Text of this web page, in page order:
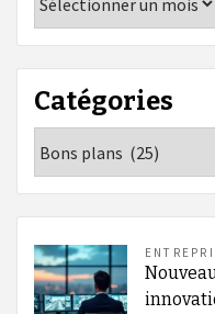
Catégories